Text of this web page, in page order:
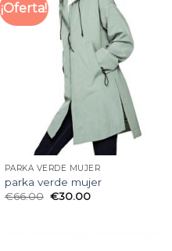
¡Oferta!
PARKA VERDE MUJER
parka verde mujer
€66.00 €30.00